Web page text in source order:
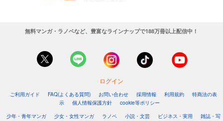
無料マンガ・ラノベなど、豊富なラインナップで188万冊以上配信中！
ログイン
ご利用ガイド FAQ(よくある質問) お問い合わせ 採用情報 利用規約
特商法の表
示
個人情報保護方針
cookie等ポリシー
少年・青年マンガ
少女・女性マンガ ラノベ 小説・文芸 ビジネス・実用
雑誌・写